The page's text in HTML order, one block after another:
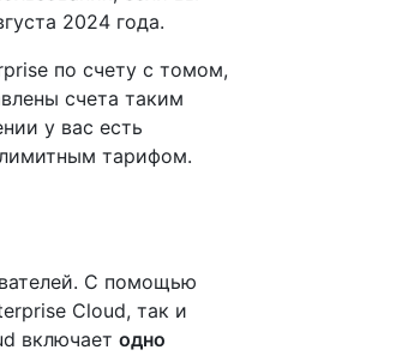
2024 года.
по счету с томом,
счета таким
у вас есть
тарифом.
С помощью
Cloud, так и
включает одно